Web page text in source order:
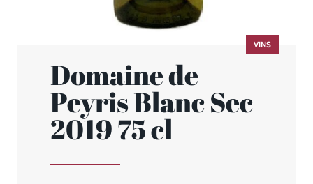
VINS
Domaine de
Peyris Blanc Sec
2019 75 cl